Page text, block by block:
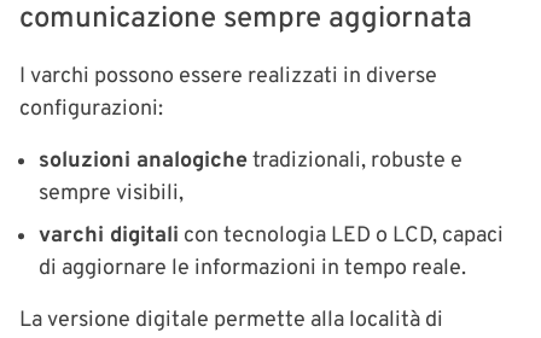
comunicazione sempre aggiornata
I varchi possono essere realizzati in diverse
configurazioni:
soluzioni analogichetradizionali, robuste e
sempre visibili,
varchi digitali con tecnologia LED o LCD, capaci
di aggiornare le informazioni in tempo reale.
La versione digitale permette alla località di